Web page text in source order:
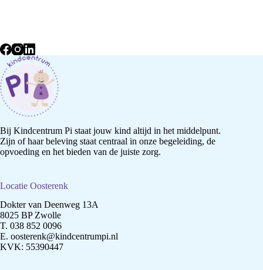
Bij Kindcentrum Pi staat jouw kind altijd in het middelpunt.
Zijn of haar beleving staat centraal in onze begeleiding, de
opvoeding en het bieden van de juiste zorg.
Locatie Oosterenk
Dokter van Deenweg 13A
8025 BP Zwolle
T. 038 852 0096
E. oosterenk@kindcentrumpi.nl
KVK: 55390447